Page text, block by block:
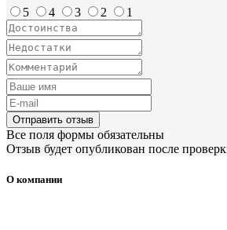
5 4 3 2 1
Отправить отзыв
Все поля формы обязательны
Отзыв будет опубликован после
О компании